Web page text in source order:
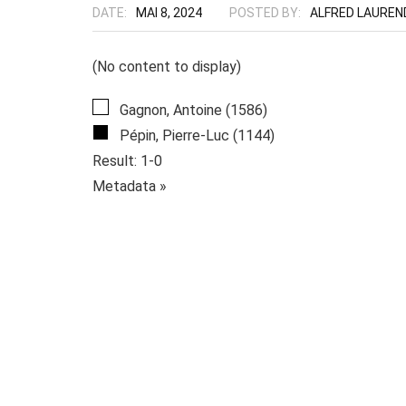
DATE: MAI 8, 2024 POSTED BY: ALFRED
(No content to display)
Gagnon, Antoine (1586)
Pépin, Pierre-Luc (1144)
Result: 1-0
Metadata »